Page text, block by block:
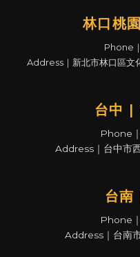
林口桃
Phone
Address｜新北市林口區文
台中
Phone
Address｜台中市
台
Phone
Address｜台南